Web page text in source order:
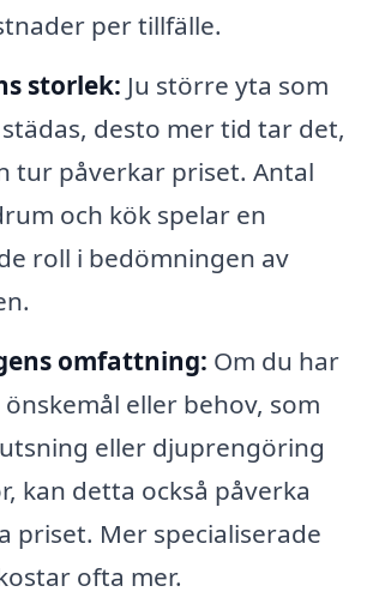
per tillfälle.
storlek: Ju större yta som
desto mer tid tar det,
tur påverkar priset. Antal
och kök spelar en
roll i bedömningen av
omfattning: Om du har
eller behov, som
eller djuprengöring
kan detta också påverka
priset. Mer specialiserade
ofta mer.